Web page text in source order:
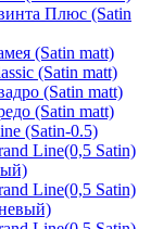
Плюс (Satin
(Satin matt)
(Satin matt)
(Satin matt)
(Satin matt)
(Satin-0.5)
Line(0,5 Satin)
Line(0,5 Satin)